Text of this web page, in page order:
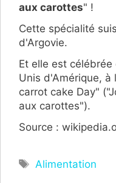
aux carottes" !
Cette spécialité
d'Argovie.
Et elle est
Unis d'Amérique,
carrot cake Day"
aux carottes").
Source :
Étiquettes
Alimentation